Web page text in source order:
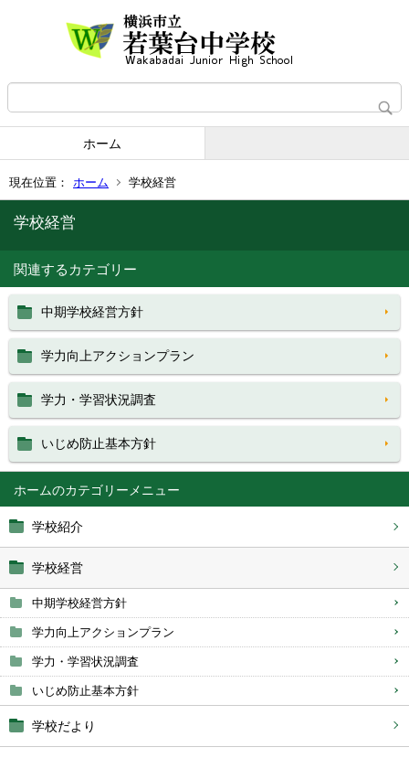
ホーム
現在位置： ホーム 学校経営
ホーム
学校紹介
学校経営
中期学校経営方針
学力向上アクションプラン
学力・学習状況調査
いじめ防止基本方針
学校だより
学校経営
関連するカテゴリー
中期学校経営方針
学力向上アクションプラン
学力・学習状況調査
いじめ防止基本方針